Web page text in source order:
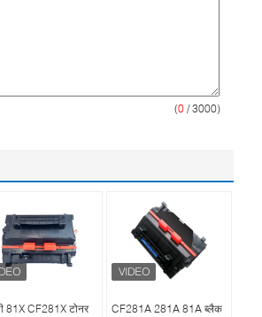
(0 / 3000)
81X CF281X टोनर
CF281A 281A 81A ब्लैक